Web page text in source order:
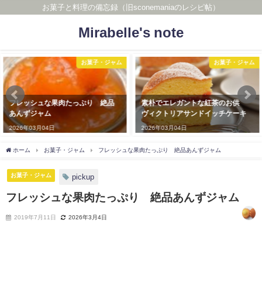
お菓子と料理の備忘録（旧sconemaniaのレシピ帖）
Mirabelle's note
お菓子・ジャム
素朴でエレガントな紅茶のお供
ヴィクトリアサンドイッチケーキ
2026年03月04日
パン（天然酵母）
「ホシノ丹沢天然酵母」でパンを
焼く 基本のパン編
2026年03月04日
ホーム お菓子・ジャム フレッシュな果肉たっぷり 絶品あんずジャム
お菓子・ジャム pickup
フレッシュな果肉たっぷり 絶品あんずジャム
2019年7月11日 2026年3月4日